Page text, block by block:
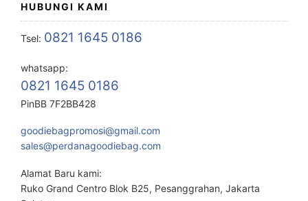
HUBUNGI KAMI
Tsel: 0821 1645 0186
whatsapp:
0821 1645 0186
PinBB 7F2BB428
goodiebagpromosi@gmail.com
sales@perdanagoodiebag.com
Alamat Baru kami:
Ruko Grand Centro Blok B25, Pesanggrahan, Jakarta